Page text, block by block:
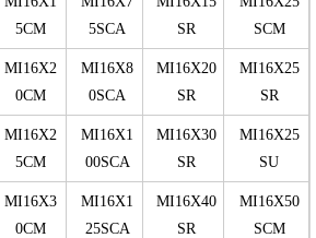
5CM
5SCA
SR
SCM
MI16X2
0CM
MI16X8
0SCA
MI16X20
SR
MI16X25
SR
MI16X2
5CM
MI16X1
00SCA
MI16X30
SR
MI16X25
SU
MI16X3
0CM
MI16X1
25SCA
MI16X40
SR
MI16X50
SCM